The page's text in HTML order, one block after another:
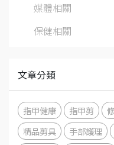
媒體相關
保健相關
文章分類
指甲健康 指甲剪
精品剪具
手部護理